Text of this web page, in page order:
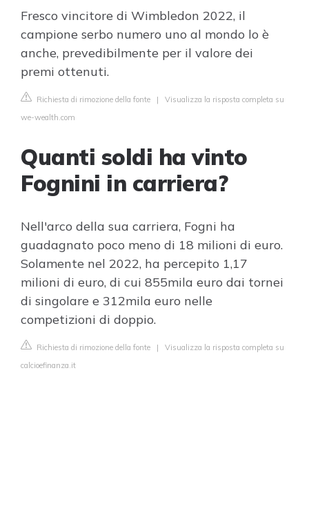
Fresco vincitore di Wimbledon 2022, il
campione serbo numero uno al mondo lo è
anche, prevedibilmente per il valore dei
premi ottenuti.
Richiesta di rimozione della fonte | Visualizza la risposta completa su
we-wealth.com
Quanti soldi ha vinto
Fognini in carriera?
Nell'arco della sua carriera, Fogni ha
guadagnato poco meno di 18 milioni di euro.
Solamente nel 2022, ha percepito 1,17
milioni di euro, di cui 855mila euro dai tornei
di singolare e 312mila euro nelle
competizioni di doppio.
Richiesta di rimozione della fonte | Visualizza la risposta completa su
calcioefinanza.it